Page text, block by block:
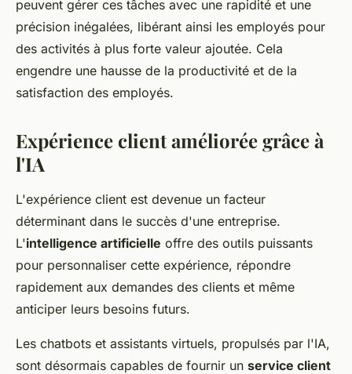
peuvent gérer ces tâches avec une rapidité et une
précision inégalées, libérant ainsi les employés pour
des activités à plus forte valeur ajoutée. Cela
engendre une hausse de la productivité et de la
satisfaction des employés.
Expérience client améliorée grâce à
l'IA
L'expérience client est devenue un facteur
déterminant dans le succès d'une entreprise.
L'intelligence artificielle offre des outils puissants
pour personnaliser cette expérience, répondre
rapidement aux demandes des clients et même
anticiper leurs besoins futurs.
Les chatbots et assistants virtuels, propulsés par l'IA,
sont désormais capables de fournir un service client